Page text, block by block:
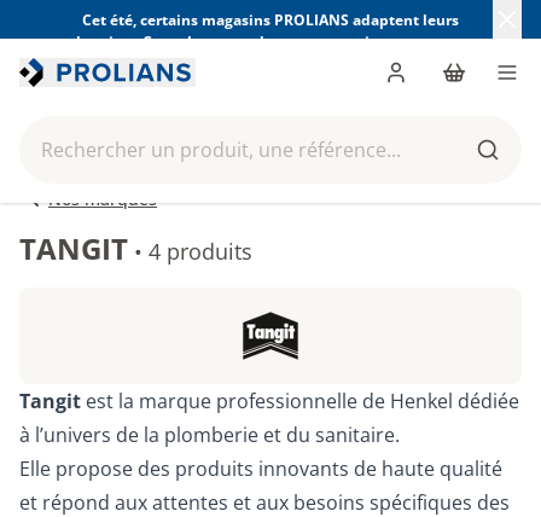
Cet été, certains magasins PROLIANS adaptent leurs
horaires. Consultez ceux de votre magasin avant votre
visite.
Rechercher un produit, une référence...
Panier
Nos marques
TANGIT • 4 produits
Tangit est la marque professionnelle de Henkel dédiée
à l’univers de la plomberie et du sanitaire.
Elle propose des produits innovants de haute qualité
et répond aux attentes et aux besoins spécifiques des